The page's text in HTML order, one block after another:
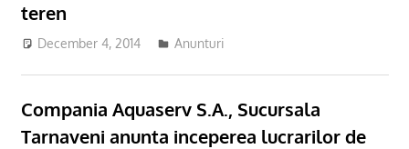
teren
December 4, 2014 Anunturi
Compania Aquaserv S.A., Sucursala
Tarnaveni anunta inceperea lucrarilor de